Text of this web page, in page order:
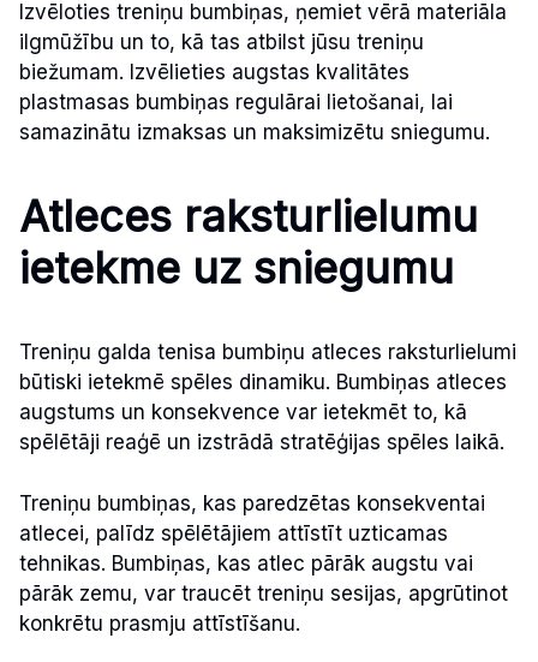
Izvēloties treniņu bumbiņas, ņemiet vērā materiāla
ilgmūžību un to, kā tas atbilst jūsu treniņu
biežumam. Izvēlieties augstas kvalitātes
plastmasas bumbiņas regulārai lietošanai, lai
samazinātu izmaksas un maksimizētu sniegumu.
Atleces raksturlielumu
ietekme uz sniegumu
Treniņu galda tenisa bumbiņu atleces raksturlielumi
būtiski ietekmē spēles dinamiku. Bumbiņas atleces
augstums un konsekvence var ietekmēt to, kā
spēlētāji reaģē un izstrādā stratēģijas spēles laikā.
Treniņu bumbiņas, kas paredzētas konsekventai
atlecei, palīdz spēlētājiem attīstīt uzticamas
tehnikas. Bumbiņas, kas atlec pārāk augstu vai
pārāk zemu, var traucēt treniņu sesijas, apgrūtinot
konkrētu prasmju attīstīšanu.